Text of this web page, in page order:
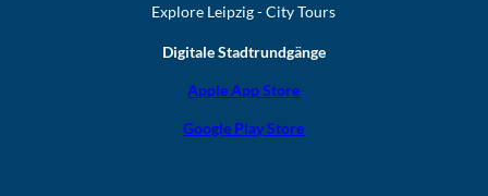
Explore Leipzig - City Tours
Digitale Stadtrundgänge
Apple App Store
Google Play Store